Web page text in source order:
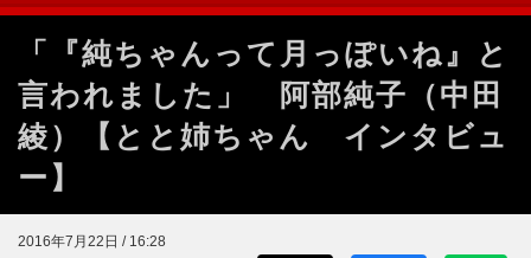
「『純ちゃんって月っぽいね』と
言われました」 阿部純子（中田
綾）【とと姉ちゃん インタビュ
ー】
2016年7月22日 / 16:28